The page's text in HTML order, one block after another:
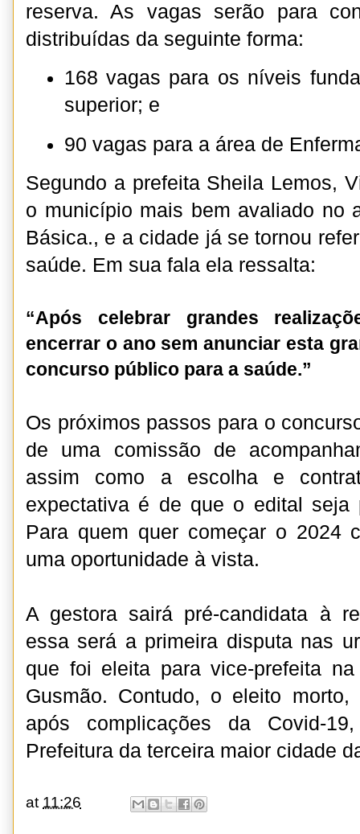
reserva. As vagas serão para
distribuídas da seguinte forma:
168 vagas para os níveis
superior; e
90 vagas para a área de
Segundo a prefeita Sheila Lemos,
o município mais bem avaliado no
Básica., e a cidade já se tornou
saúde. Em sua fala ela ressalta:
“Após celebrar grandes
encerrar o ano sem anunciar esta
concurso público para a saúde.”
Os próximos passos para o
de uma comissão de
assim como a escolha e
expectativa é de que o edital seja
Para quem quer começar o 2024
uma oportunidade à vista.
A gestora sairá pré-candidata à
essa será a primeira disputa nas
que foi eleita para vice-prefeita
Gusmão. Contudo, o eleito
após complicações da Covid-
Prefeitura da terceira maior cidade
at 11:26